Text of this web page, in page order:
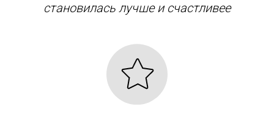
становилась лучше и счастливее